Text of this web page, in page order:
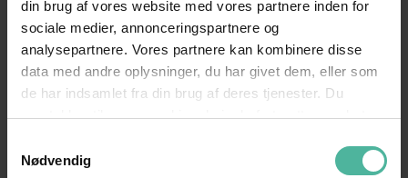
din brug af vores website med vores partnere inden for
sociale medier, annonceringspartnere og
analysepartnere. Vores partnere kan kombinere disse
data med andre oplysninger, du har givet dem, eller som
de har indsamlet fra din brug af deres tjenester. Du
samtykker til vores cookies, hvis du fortsætter med at
Nødvendig
shopper, og de forventer, at de kan tilgå din
hjemmeside på dem alle.
Se den digitale platform som butikkens
forlængede arm. E-butikken kan ikke længere
ses som en selvstændig forretning.
Gør brug af in-store eCommerce. Dine kunder